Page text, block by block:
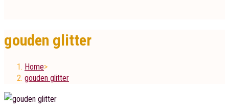
gouden glitter
Home>
gouden glitter